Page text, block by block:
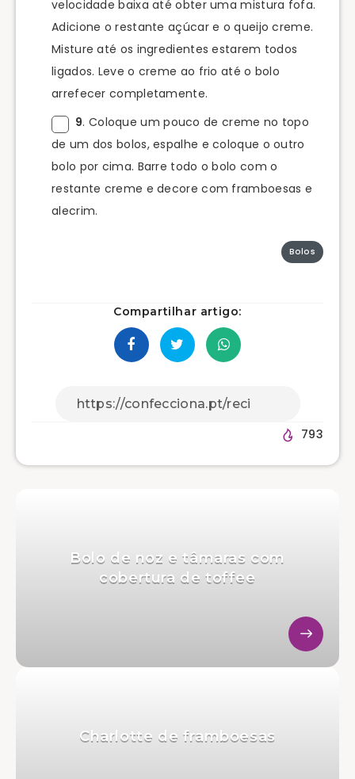
velocidade baixa até obter uma mistura fofa.
Adicione o restante açúcar e o queijo creme.
Misture até os ingredientes estarem todos
ligados. Leve o creme ao frio até o bolo
arrefecer completamente.
9. Coloque um pouco de creme no topo
de um dos bolos, espalhe e coloque o outro
bolo por cima. Barre todo o bolo com o
restante creme e decore com framboesas e
alecrim.
Bolos
Compartilhar artigo:
793
Bolo de noz e tâmaras com
cobertura de toffee
Charlotte de framboesas